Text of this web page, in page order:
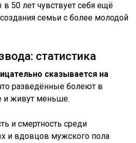
50 лет чувствует себя ещё
семьи с более молодой
статистика
сказывается на
разведённые болеют в
и живут меньше.
и смертность среди
и вдовцов мужского пола